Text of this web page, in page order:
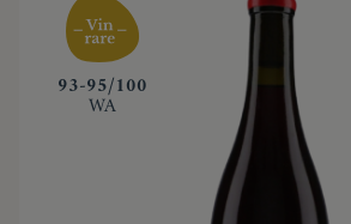
‍93-95/100
WA